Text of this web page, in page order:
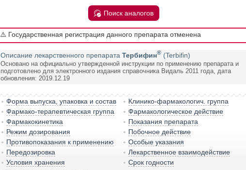
Поиск аналогов
⚠️ Государственная регистрация данного препарата отменена
Описание лекарственного препарата Тербифин® (Terbifin)
Основано на официально утвержденной инструкции по применению препарата и
подготовлено для электронного издания справочника Видаль 2011 года, дата
обновления: 2019.12.19
Форма выпуска, упаковка и состав
Клинико-фармакологич. группа
Фармако-терапевтическая группа
Фармакологическое действие
Фармакокинетика
Показания препарата
Режим дозирования
Побочное действие
Противопоказания к применению
Особые указания
Передозировка
Лекарственное взаимодействие
Условия хранения
Срок годности